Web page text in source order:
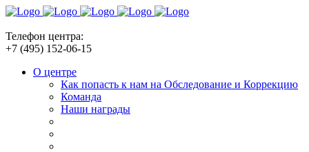
Телефон центра:
+7 (495) 152-06-15
О центре
Как попасть к нам на Обследование и Коррекцию
Команда
Наши награды